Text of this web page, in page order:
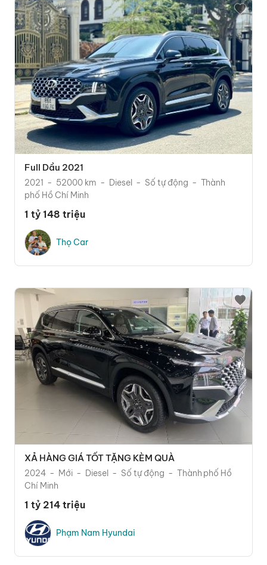
Full Dầu 2021
2021 52000 km Diesel Số tự động
Thành
phố Hồ Chí Minh
1 tỷ 148 triệu
Thọ Car
XẢ HÀNG GIÁ TỐT TẶNG KÈM QUÀ
2024 Mới Diesel Số tự động
Thành phố Hồ
Chí Minh
1 tỷ 214 triệu
Phạm Nam Hyundai